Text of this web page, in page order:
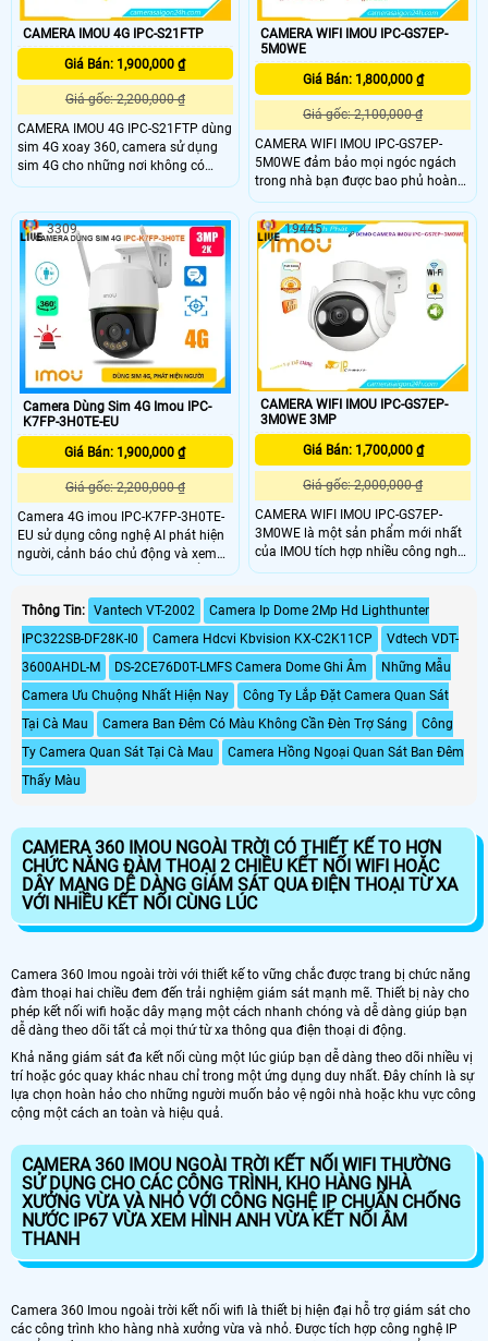
CAMERA IMOU 4G IPC-S21FTP
Giá Bán: 1,900,000 ₫
Giá gốc: 2,200,000 ₫
CAMERA IMOU 4G IPC-S21FTP dùng
sim 4G xoay 360, camera sử dụng
sim 4G cho những nơi không có
mạng wifi , Fullcolor , Tích hợp đèn
màu cực đẹp, phân giải 2.0
Megapixel, H265 , quay quét 360 Độ
ngoài trời, Công trình xây dựng,
trang trại, thích hợp ao hồ , trạm ở
biển, rẫy, . .
CAMERA WIFI IMOU IPC-GS7EP-
5M0WE
Giá Bán: 1,800,000 ₫
Giá gốc: 2,100,000 ₫
CAMERA WIFI IMOU IPC-GS7EP-
5M0WE đảm bảo mọi ngóc ngách
trong nhà bạn được bao phủ hoàn
toàn . Với chứng nhận IP66, camera
có thể được sử dụng ngoài trời với
các điều kiện thời tiết khác nhau.
Với tính năng giám sát trực tiếp với
độ nét cao QHD 3K và các tính năng
xoay 0 ~ 355 ° & nghiêng 0 ~ 90 °
Camera Dùng Sim 4G Imou IPC-
K7FP-3H0TE-EU
Giá Bán: 1,900,000 ₫
Giá gốc: 2,200,000 ₫
Camera 4G imou IPC-K7FP-3H0TE-
EU sử dụng công nghệ AI phát hiện
người, cảnh báo chủ động và xem
Full Color ban đêm 30m có thể giúp
bảo an ninh cho công trình xây
dựng, đặc biệt là trong những khu
vực mà việc đi lại khó khăn hoặc
không có sẵn kết nối mạng ổn định.
3309
CAMERA WIFI IMOU IPC-GS7EP-
3M0WE 3MP
Giá Bán: 1,700,000 ₫
Giá gốc: 2,000,000 ₫
CAMERA WIFI IMOU IPC-GS7EP-
3M0WE là một sản phẩm mới nhất
của IMOU tích hợp nhiều công nghệ
đột phá như theo dõi đối tượng,
3M0WE còn hỗ trợ 4 chế độ tự động
điều chỉnh cân bằng ánh sáng nhìn
ban đêm cho độ rõ nét như ban
ngày ngay cả trong bóng tối,camera
còn có khả năng chống chịu mọi
thời tiết mưa gió khi lắp đặt ngoài
trời
19445
Thông Tin: Vantech VT-2002
Camera Ip Dome 2Mp Hd Lighthunter
IPC322SB-DF28K-I0
Camera Hdcvi Kbvision KX-C2K11CP
Vdtech VDT-
3600AHDL-M
DS-2CE76D0T-LMFS Camera Dome Ghi Âm
Những Mẫu
Camera Ưu Chuộng Nhất Hiện Nay
Công Ty Lắp Đặt Camera Quan Sát
Tại Cà Mau
Camera Ban Đêm Có Màu Không Cần Đèn Trợ Sáng
Công
Ty Camera Quan Sát Tại Cà Mau
Camera Hồng Ngoại Quan Sát Ban Đêm
Thấy Màu
CAMERA 360 IMOU NGOÀI TRỜI CÓ THIẾT KẾ TO HƠN
CHỨC NĂNG ĐÀM THOẠI 2 CHIỀU KẾT NỐI WIFI HOẶC
DÂY MẠNG DỄ DÀNG GIÁM SÁT QUA ĐIỆN THOẠI TỪ XA
VỚI NHIỀU KẾT NỐI CÙNG LÚC
Camera 360 Imou ngoài trời với thiết kế to vững chắc được trang bị chức năng
đàm thoại hai chiều đem đến trải nghiệm giám sát mạnh mẽ. Thiết bị này cho
phép kết nối wifi hoặc dây mạng một cách nhanh chóng và dễ dàng giúp bạn
dễ dàng theo dõi tất cả mọi thứ từ xa thông qua điện thoại di động.
Khả năng giám sát đa kết nối cùng một lúc giúp bạn dễ dàng theo dõi nhiều vị
trí hoặc góc quay khác nhau chỉ trong một ứng dụng duy nhất. Đây chính là sự
lựa chọn hoàn hảo cho những người muốn bảo vệ ngôi nhà hoặc khu vực công
cộng một cách an toàn và hiệu quả.
CAMERA 360 IMOU NGOÀI TRỜI KẾT NỐI WIFI THƯỜNG
SỬ DỤNG CHO CÁC CÔNG TRÌNH, KHO HÀNG NHÀ
XƯỞNG VỪA VÀ NHỎ VỚI CÔNG NGHỆ IP CHUẨN CHỐNG
NƯỚC IP67 VỪA XEM HÌNH ANH VỪA KẾT NỐI ÂM
THANH
Camera 360 Imou ngoài trời kết nối wifi là thiết bị hiện đại hỗ trợ giám sát cho
các công trình kho hàng nhà xưởng vừa và nhỏ. Được tích hợp công nghệ IP